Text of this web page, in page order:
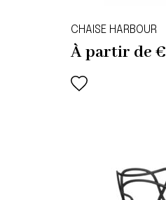
CHAISE HARBOUR
À partir de€